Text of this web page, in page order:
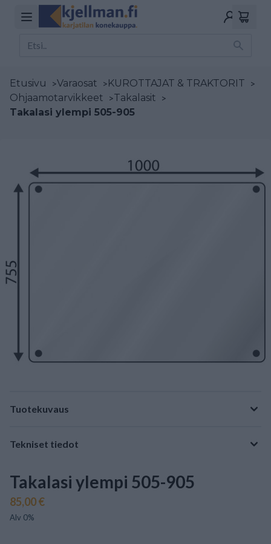
Etusivu >Varaosat >KUROTTAJAT & TRAKTORIT >
Ohjaamotarvikkeet >Takalasit >
Takalasi ylempi 505-905
Tuotekuvaus
Tekniset tiedot
Takalasi ylempi 505-905
85,00 €
Alv 0%